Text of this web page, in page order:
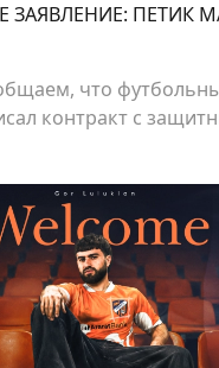
ПЕТИК
что
контракт с